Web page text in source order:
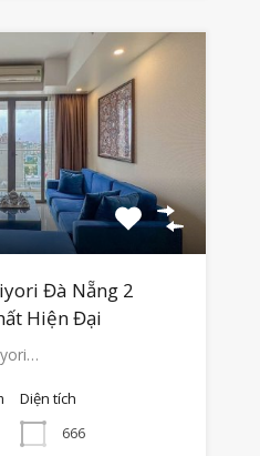
Đà Nẵng 2
Hiện Đại
Diện tích
666